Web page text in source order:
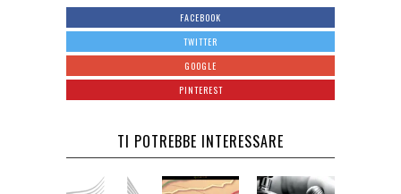
FACEBOOK
TWITTER
GOOGLE
PINTEREST
TI POTREBBE INTERESSARE